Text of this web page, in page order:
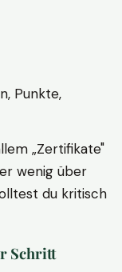
Punkte,
„Zertifikate"
wenig über
du kritisch
Schritt